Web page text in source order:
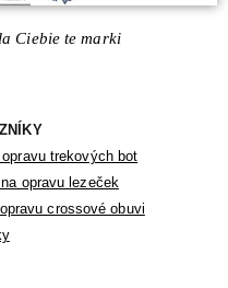
Ciebie te marki
trekových bot
opravu lezeček
crossové obuvi